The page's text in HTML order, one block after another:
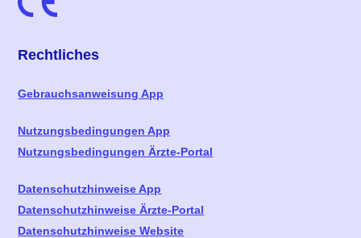
Rechtliches
Gebrauchsanweisung App
Nutzungsbedingungen App
Nutzungsbedingungen Ärzte-Portal
Datenschutzhinweise App
Datenschutzhinweise Ärzte-Portal
Datenschutzhinweise Website